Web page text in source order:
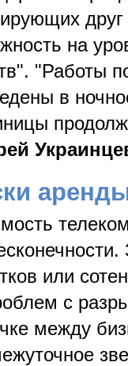
друг
на
"Работы
в
или
с
между